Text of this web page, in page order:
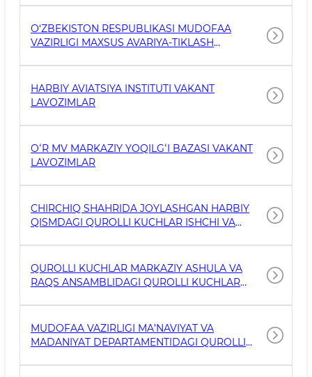
MUTAXASSISLARNI BOʻSH ISH OʻRINLARIGA
TAKLIF ETADI.
O‘ZBEKISTON RESPUBLIKASI MUDOFAA
VAZIRLIGI MAXSUS AVARIYA-TIKLASH
ISHCHI VA XIZMATCHILARINING 2026-YIL 16-
MART HOLATIGA VAKANT LAVOZIMLAR
RO‘YXATI
HARBIY AVIATSIYA INSTITUTI VAKANT
LAVOZIMLAR
OʻR MV MARKAZIY YOQILGʻI BAZASI VAKANT
LAVOZIMLAR
CHIRCHIQ SHAHRIDA JOYLASHGAN HARBIY
QISMDAGI QUROLLI KUCHLAR ISHCHI VA
HOLATIGA VAKANT LAVOZIMLAR RO‘YXATI
QUROLLI KUCHLAR MARKAZIY ASHULA VA
RAQS ANSAMBLIDAGI QUROLLI KUCHLAR
VAKANT LAVOZIMLAR RO‘YXATI
MUDOFAA VAZIRLIGI MA’NAVIYAT VA
MADANIYAT DEPARTAMENTIDAGI QUROLLI
APREL HOLATIGA VAKANT LAVOZIMLAR